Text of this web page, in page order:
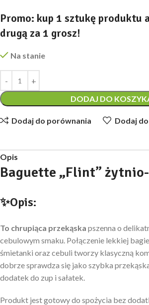
Promo: kup 1 sztukę produktu
drugą za 1 grosz!
Na stanie
DODAJ DO
Dodaj do porównania Dodaj
Opis
Baguette „Flint”
✨Opis:
To chrupiąca przekąska pszenna o
cebulowym smaku. Połączenie lekkiej
śmietanki oraz cebuli tworzy klasyczną
dobrze sprawdza się jako szybka
dodatek do zup i sałatek.
Produkt jest gotowy do spożycia bez